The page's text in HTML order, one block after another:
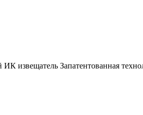
извещатель Запатентованная